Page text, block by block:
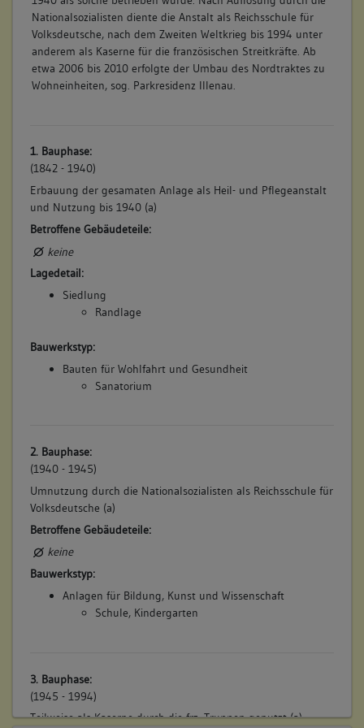
Nationalsozialisten diente die Anstalt als Reichsschule für
Volksdeutsche, nach dem Zweiten Weltkrieg bis 1994 unter
anderem als Kaserne für die französischen Streitkräfte. Ab
etwa 2006 bis 2010 erfolgte der Umbau des Nordtraktes zu
Wohneinheiten, sog. Parkresidenz Illenau.
1. Bauphase:
(1842 - 1940)
Erbauung der gesamaten Anlage als Heil- und Pflegeanstalt
und Nutzung bis 1940 (a)
Betroffene Gebäudeteile:
keine
Lagedetail:
Siedlung
Randlage
Bauwerkstyp:
Bauten für Wohlfahrt und Gesundheit
Sanatorium
2. Bauphase:
(1940 - 1945)
Umnutzung durch die Nationalsozialisten als Reichsschule für
Volksdeutsche (a)
Betroffene Gebäudeteile:
keine
Bauwerkstyp:
Anlagen für Bildung, Kunst und Wissenschaft
Schule, Kindergarten
3. Bauphase:
(1945 - 1994)
Teilweise als Kaserne durch die frz. Truppen genutzt (a)